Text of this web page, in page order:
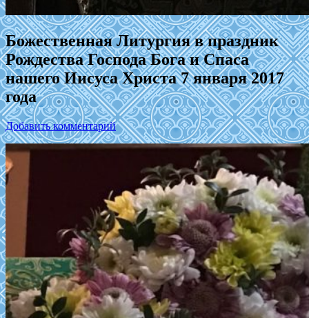
Божественная Литургия в праздник
Рождества Господа Бога и Спаса
нашего Иисуса Христа 7 января 2017
года
Добавить комментарий